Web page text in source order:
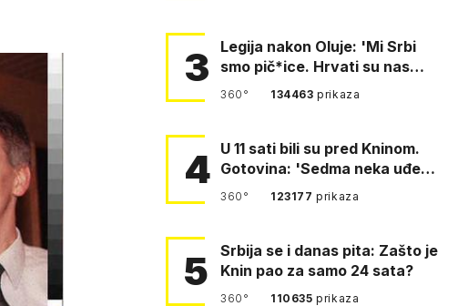
3
Legija nakon Oluje: 'Mi Srbi
smo pič*ice. Hrvati su nas
pomeli!'
360° 134463prikaza
4 U 11 sati bili su pred Kninom.
Gotovina: 'Sedma neka uđe,
4. gardijska neka g…
360° 123177prikaza
5
Srbija se i danas pita: Zašto je
Knin pao za samo 24 sata?
360° 110635prikaza